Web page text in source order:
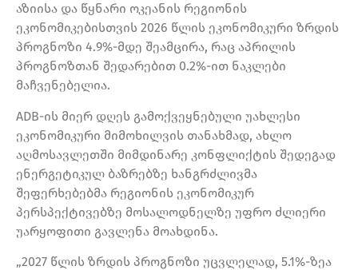
აზიისა და წყნარი ოკეანის რეგიონის
ეკონომიკებისთვის 2026 წლის ეკონომიკური ზრდის
პროგნოზი 4.9%-მდე შეამცირა, რაც აპრილის
პროგნოზთან შედარებით 0.2%-ით ნაკლები
მაჩვენებელია.
ADB-ის მიერ დღეს გამოქვეყნებული უახლესი
ეკონომიკური მიმოხილვის თანახმად, ახლო
აღმოსავლეთში მიმდინარე კონფლიქტის შედეგად
ენერგეტიკულ ბაზრებზე ხანგრძლივმა
შეფერხებებმა რეგიონის ეკონომიკურ
პერსპექტივებზე მოსალოდნელზე უფრო ძლიერი
უარყოფითი გავლენა მოახდინა.
„2027 წლის ზრდის პროგნოზი უცვლელად, 5.1%-ზეა